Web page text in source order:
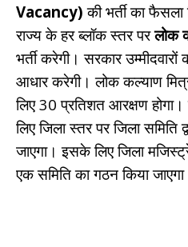
Vacancy) की भर्ती का
राज्य के हर ब्लॉक स्तर परलोक
भर्ती करेगी। सरकार
आधार करेगी। लोक कल्याण मित्र
लिए 30 प्रतिशत आरक्षण
लिए जिला स्तर पर जिला समिति
जाएगा। इसके लिए जिला
एक समिति का गठन किया